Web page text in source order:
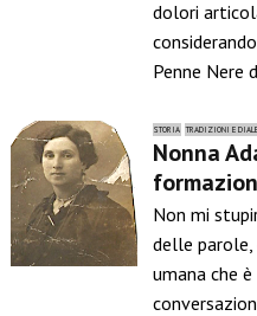
dolori
Penne Nere
STORIA TRADIZIONI E
Nonna
Non mi
delle
umana che